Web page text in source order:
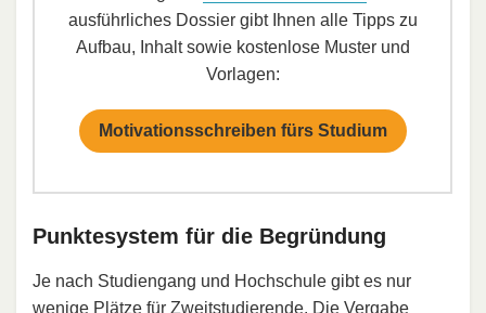
ausführliches Dossier gibt Ihnen alle Tipps zu
Aufbau, Inhalt sowie kostenlose Muster und
Vorlagen:
Motivationsschreiben fürs Studium
Punktesystem für die Begründung
Je nach Studiengang und Hochschule gibt es nur
wenige Plätze für Zweitstudierende. Die Vergabe